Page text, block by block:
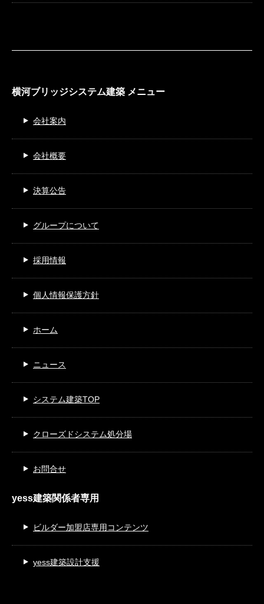
横河ブリッジシステム建築 メニュー
会社案内
会社概要
決算公告
グループについて
採用情報
個人情報保護方針
ホーム
ニュース
システム建築TOP
クローズドシステム処分場
お問合せ
yess建築関係者専用
ビルダー加盟店専用コンテンツ
yess建築設計支援